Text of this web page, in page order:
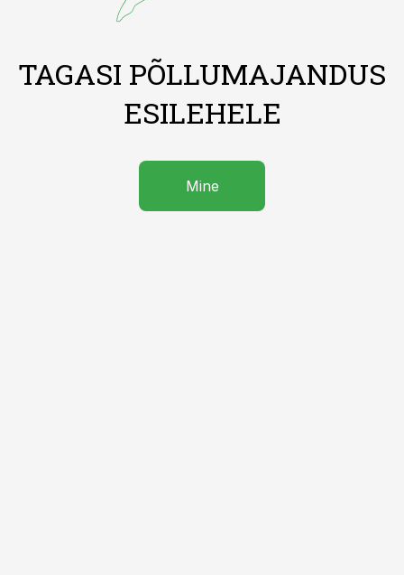
TAGASI PÕLLUMAJANDUS
ESILEHELE
Mine